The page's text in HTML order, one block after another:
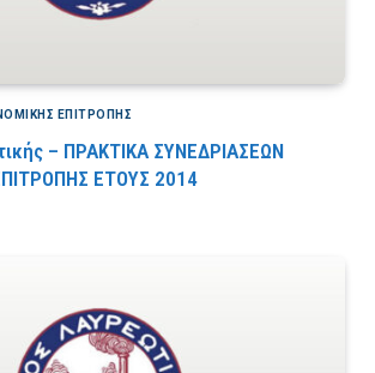
ΕΠΙΤΡΟΠΉΣ
– ΠΡΑΚΤΙΚΑ ΣΥΝΕΔΡΙΑΣΕΩΝ
ΕΤΟΥΣ 2014